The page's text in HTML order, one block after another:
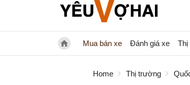
Mua bán xe Đánh giá xe
Home Thị trường